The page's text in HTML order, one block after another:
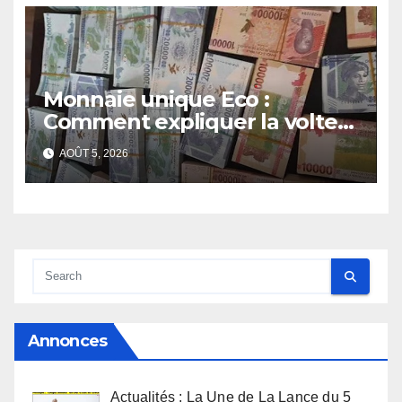
Monnaie unique Eco :
Comment expliquer la volte-
face de la Guinée
AOÛT 5, 2026
Annonces
Actualités : La Une de La Lance du 5